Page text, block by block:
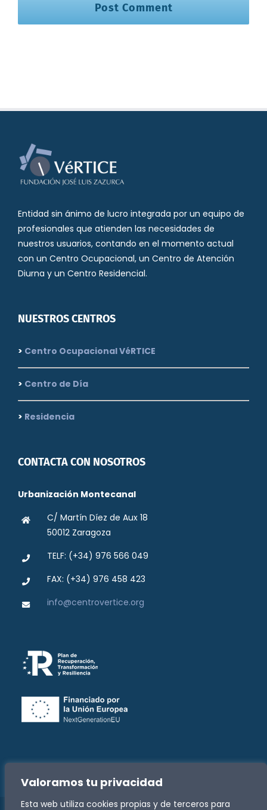
Valoramos tu privacidad
Esta web utiliza cookies propias y de terceros para
Entidad sin ánimo de lucro integrada por un equipo de
profesionales que atienden las necesidades de
nuestros usuarios, contando en el momento actual
con un Centro Ocupacional, un Centro de Atención
Diurna y un Centro Residencial.
NUESTROS CENTROS
> Centro Ocupacional VéRTICE
> Centro de Día
> Residencia
CONTACTA CON NOSOTROS
Urbanización Montecanal
C/ Martín Díez de Aux 18
50012 Zaragoza
TELF: (+34) 976 566 049
FAX: (+34) 976 458 423
info@centrovertice.org